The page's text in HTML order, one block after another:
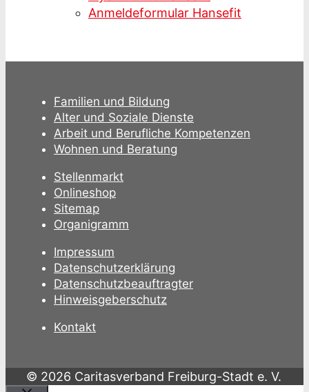
Anmeldeformular Hansefit
Familien und Bildung
Alter und Soziale Dienste
Arbeit und Berufliche Kompetenzen
Wohnen und Beratung
Stellenmarkt
Onlineshop
Sitemap
Organigramm
Impressum
Datenschutzerklärung
Datenschutzbeauftragter
Hinweisgeberschutz
Kontakt
© 2026 Caritasverband Freiburg-Stadt e. V.